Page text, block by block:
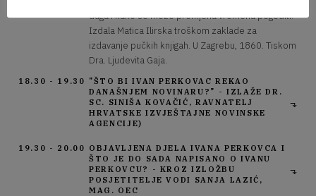
duga i kako se može promjena vremena pogoditi.
Izdala Matica Ilirska troškom zaklade za
izdavanje pučkih knjigah. U Zagrebu, 1860. Tiskom
Dra. Ljudevita Gaja.
18.30 - 19.30 "ŠTO BI IVAN PERKOVAC REKAO
DANAŠNJEM NOVINARU?" - IZLAŽE DR.
SC. SINIŠA KOVAČIĆ, RAVNATELJ
HRVATSKE IZVJEŠTAJNE NOVINSKE
AGENCIJE)
19.30 - 20.00 OBJAVLJENA DJELA IVANA PERKOVCA I
ŠTO JE DO SADA NAPISANO O IVANU
PERKOVCU? - KROZ IZLOŽBU
POSJETITELJE VODI SANJA LAZIĆ,
MAG. OEC